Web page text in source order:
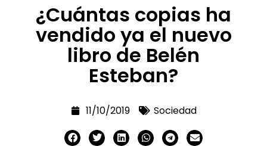
¿Cuántas copias ha
vendido ya el nuevo
libro de Belén
Esteban?
11/10/2019 Sociedad